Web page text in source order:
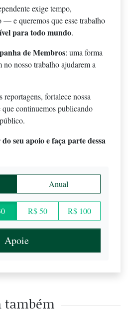
exige tempo,
— e queremos que esse trabalho
para todo mundo.
de Membros: uma forma
no nosso trabalho ajudarem a
fortalece nossa
continuemos publicando
seu apoio e faça parte dessa
Anual
R$ 50 R$ 100
Apoie
também